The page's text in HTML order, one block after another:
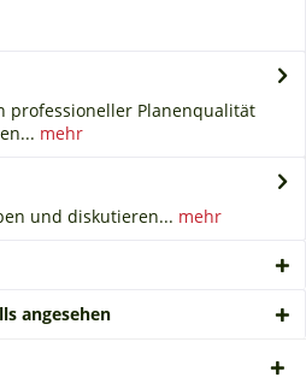
professioneller Planenqualität
mehr
und diskutieren... mehr
angesehen